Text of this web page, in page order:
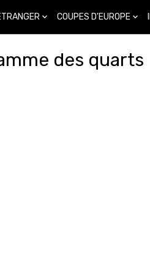
COUPES D'EUROPE
des quarts